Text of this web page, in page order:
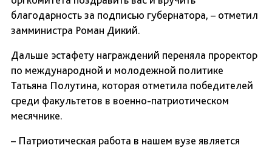
благодарность за подписью губернатора, – отметил
замминистра Роман Дикий.
Дальше эстафету награждений переняла проректор
по международной и молодежной политике
Татьяна Полутина, которая отметила победителей
среди факультетов в военно-патриотическом
месячнике.
– Патриотическая работа в нашем вузе является